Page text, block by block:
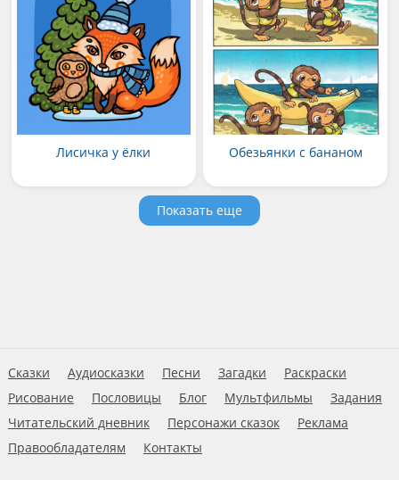
Лисичка у ёлки Обезьянки с бананом
Показать еще
Сказки Аудиосказки Песни Загадки
Раскраски
Рисование
Пословицы Блог Мультфильмы
Задания
Читательский дневник
Персонажи сказок
Реклама
Правообладателям
Контакты